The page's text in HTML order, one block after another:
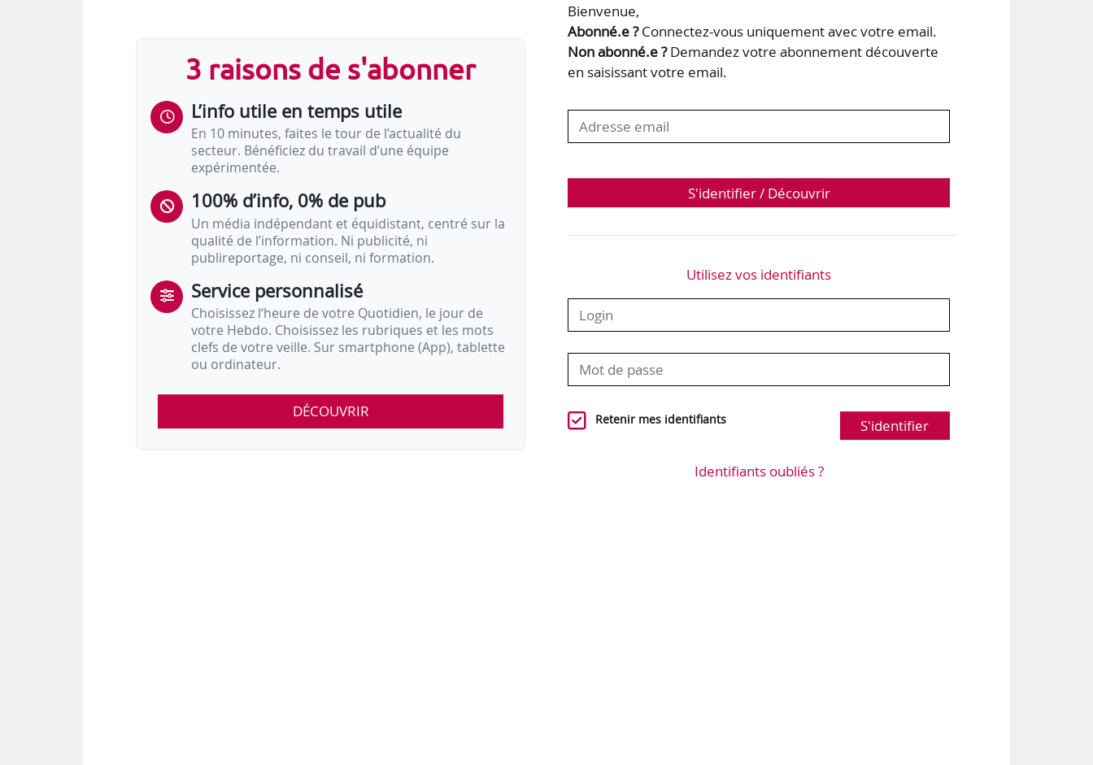
compétences à profit. Nous utiliserons l’IA pour trouver l’adéquation parfaite entre les
besoins des entreprises et les compétences des travailleurs », déclare Fidji Simo, CEO en
charge de la division Applications d’OpenAI.
En…
3 raisons de s'abonner
L’info utile en temps utile
En 10 minutes, faites le tour de l’actualité du
secteur. Bénéficiez du travail d’une équipe
expérimentée.
100% d’info, 0% de pub
Un média indépendant et équidistant, centré sur la
qualité de l’information. Ni publicité, ni
publireportage, ni conseil, ni formation.
Service personnalisé
Choisissez l‘heure de votre Quotidien, le jour de
votre Hebdo. Choisissez les rubriques et les mots
clefs de votre veille. Sur smartphone (App), tablette
ou ordinateur.
DÉCOUVRIR
Bienvenue,
Abonné.e ?Connectez-vous uniquement avec votre email.
Non abonné.e ?Demandez votre abonnement découverte
en saisissant votre email.
S'identifier / Découvrir
Utilisez vos identifiants
Retenir mes identifiants S'identifier
Identifiants oubliés ?